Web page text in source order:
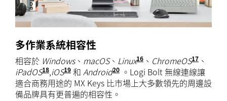
多作業系統相容性
相容於 Windows、 macOS、 Linux16 在 Windows 和
、 ChromeOS17 在
、
iPadOS18在 Windows 和 macOS 以外的系統上，無須安
,iOS19 在 Windows 和 macOS 以外的系統上，
和 Android20 在 Windows 和 macOS 以
。Logi Bolt 無線連線讓
適合商務用途的 MX Keys 比市場上大多數領先的周邊設
備品牌具有更普遍的相容性。